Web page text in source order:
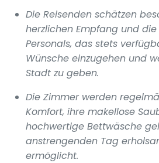
Die Reisenden schätzen
herzlichen Empfang und
Personals, das stets
Wünsche einzugehen und
Stadt zu geben.
Die Zimmer werden
Komfort, ihre makellose
hochwertige Bettwäsche
anstrengenden Tag
ermöglicht.